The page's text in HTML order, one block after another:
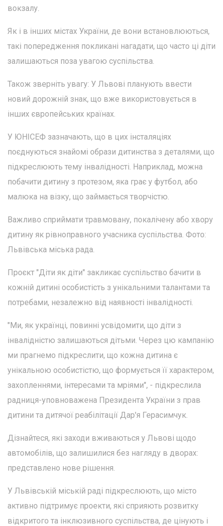
вокзалу.
Як і в інших містах України, де вони встановлюються,
такі попередження покликані нагадати, що часто ці діти
залишаються поза увагою суспільства.
Також зверніть увагу: У Львові планують ввести
новий дорожній знак, що вже використовується в
інших європейських країнах.
У ЮНІСЕФ зазначають, що в цих інсталяціях
поєднуються знайомі образи дитинства з деталями, що
підкреслюють тему інвалідності. Наприклад, можна
побачити дитину з протезом, яка грає у футбол, або
малюка на візку, що займається творчістю.
Важливо сприймати травмовану, покалічену або хвору
дитину як рівноправного учасника суспільства. Фото:
Львівська міська рада.
Проєкт "Діти як діти" закликає суспільство бачити в
кожній дитині особистість з унікальними талантами та
потребами, незалежно від наявності інвалідності.
"Ми, як українці, повинні усвідомити, що діти з
інвалідністю залишаються дітьми. Через цю кампанію
ми прагнемо підкреслити, що кожна дитина є
унікальною особистістю, що формується її характером,
захопленнями, інтересами та мріями", - підкреслила
радниця-уповноважена Президента України з прав
дитини та дитячої реабілітації Дар'я Герасимчук.
Дізнайтеся, які заходи вживаються у Львові щодо
автомобілів, що залишилися без нагляду в дворах:
представлено нове рішення.
У Львівській міській раді підкреслюють, що місто
активно підтримує проекти, які сприяють розвитку
відкритого та інклюзивного суспільства, де цінують і